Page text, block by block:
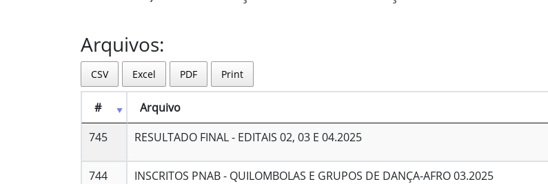
Arquivos:
CSV Excel PDF Print
# Arquivo
745
RESULTADO FINAL - EDITAIS 02, 03 E 04.2025
744 INSCRITOS PNAB - QUILOMBOLAS E GRUPOS DE DANÇA-AFRO 03.2025